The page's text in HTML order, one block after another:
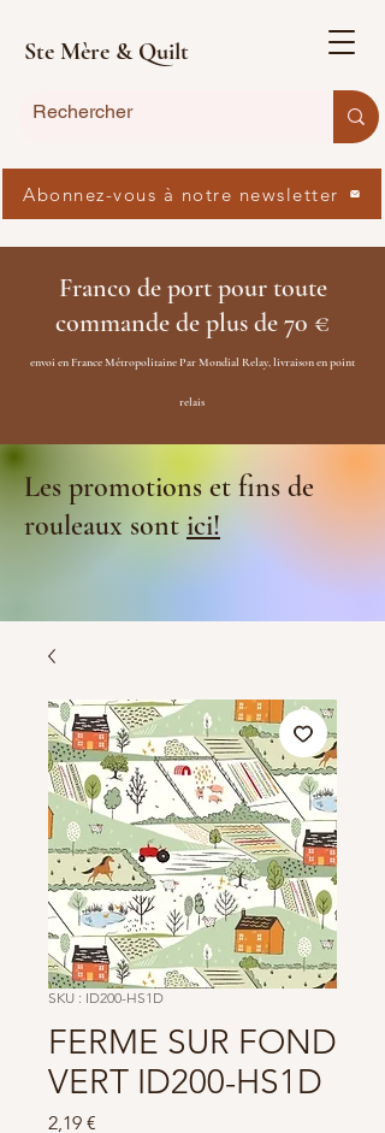
Ste Mère & Quilt
Franco de port pour toute
commande de plus de 70 €
envoi en France Métropolitaine Par Mondial Relay, livraison en point
relais
Les promotions et fins de
rouleaux sontici!
Abonnez-vous à notre newsletter
SKU : ID200-HS1D
FERME SUR FOND
VERT ID200-HS1D
2,19 €